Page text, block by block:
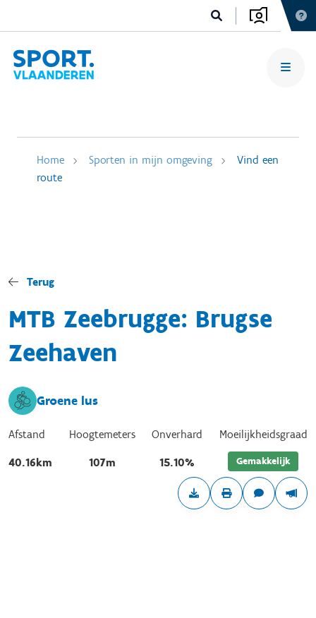
Home Sporten in mijn omgeving
Vind een
route
Terug
MTB Zeebrugge: Brugse
Zeehaven
Groene lus
Afstand
40.16km
Hoogtemeters
107m
Onverhard
15.10%
Moeilijkheidsgraad
Gemakkelijk